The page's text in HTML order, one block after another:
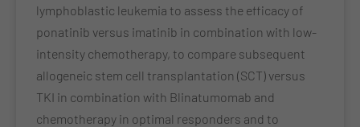
lymphoblastic leukemia to assess the efficacy of
ponatinib versus imatinib in combination with low-
intensity chemotherapy, to compare subsequent
allogeneic stem cell transplantation (SCT) versus
TKI in combination with Blinatumomab and
chemotherapy in optimal responders and to